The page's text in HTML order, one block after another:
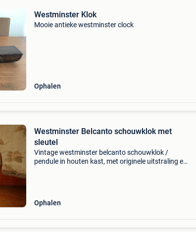
Westminster Klok
Mooie antieke westminster clock
Ophalen
Westminster Belcanto schouwklok met
sleutel
Vintage westminster belcanto schouwklok /
pendule in houten kast, met originele uitstraling en
Ophalen